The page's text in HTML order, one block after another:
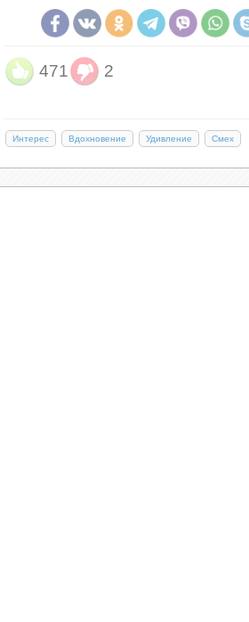
Как работает
Прежде всего стоит отметить,
относительности состоит из
теорий. Первая —
относительности —
была принята научным
смешанными чувствами. В чем
реакции? Дело в том, что
471 2
Интерес Вдохновение Удивление Смех